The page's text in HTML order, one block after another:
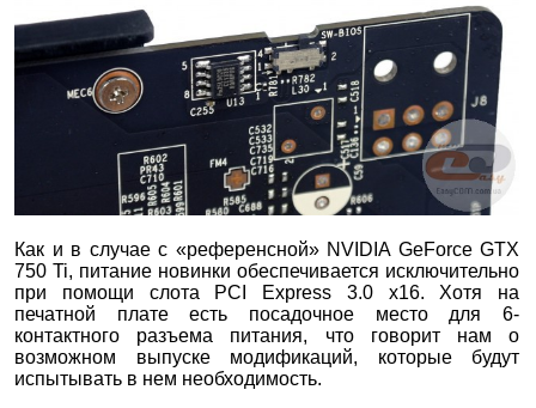
Как и в случае с «референсной» NVIDIA GeForce GTX
750 Ti, питание новинки обеспечивается исключительно
при помощи слота PCI Express 3.0 х16. Хотя на
печатной плате есть посадочное место для 6-
контактного разъема питания, что говорит нам о
возможном выпуске модификаций, которые будут
испытывать в нем необходимость.